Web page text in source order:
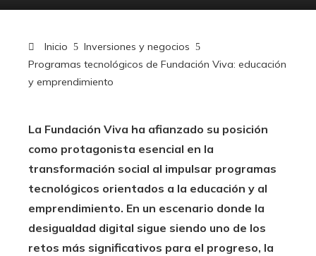
Inicio
Inversiones y negocios
Programas tecnológicos de Fundación Viva: educación
y emprendimiento
La Fundación Viva ha afianzado su posición
como protagonista esencial en la
transformación social al impulsar programas
tecnológicos orientados a la educación y al
emprendimiento. En un escenario donde la
desigualdad digital sigue siendo uno de los
retos más significativos para el progreso, la